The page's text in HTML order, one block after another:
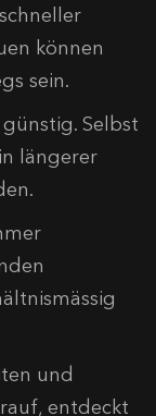
können
sein.
Selbst
längerer
und
entdeckt